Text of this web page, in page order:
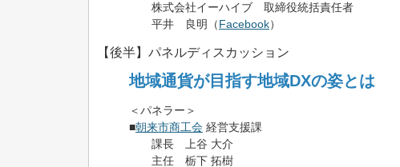
株式会社イーハイブ 取締役統括責任者
平井 良明（Facebook）
【後半】パネルディスカッション
地域通貨が目指す地域DXの姿とは
＜パネラー＞
■朝来市商工会 経営支援課
課長 上谷 大介
主任 栃下 拓樹